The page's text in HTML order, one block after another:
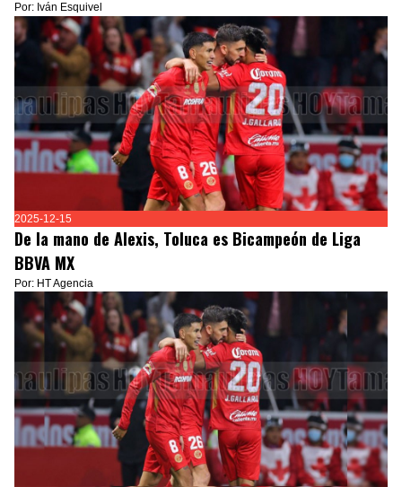
Por: Iván Esquivel
2025-12-15
De la mano de Alexis, Toluca es Bicampeón de Liga
BBVA MX
Por: HT Agencia